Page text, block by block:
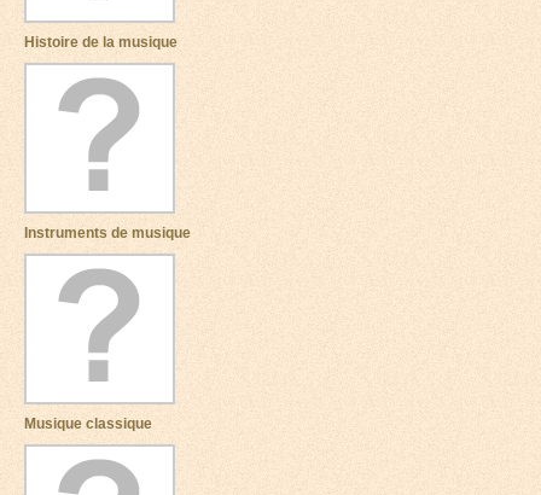
Histoire de la musique
Instruments de musique
Musique classique